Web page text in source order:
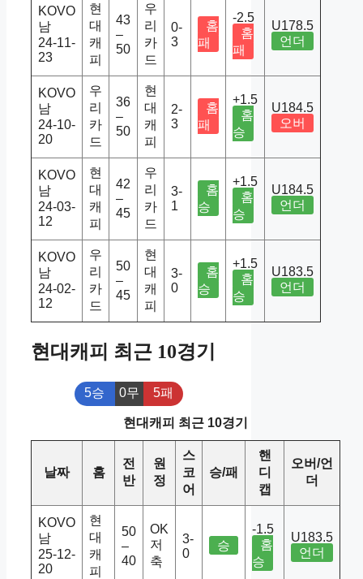
KOVO
남
24-11-
23
현
대
캐
피
43
–
50
우
리
카
드
0-
3
홈
패
-2.5
홈
패
U178.5
언더
KOVO
남
24-10-
20
우
리
카
드
36
–
50
현
대
캐
피
2-
3
홈
패
+1.5
홈
승
U184.5
오버
KOVO
남
24-03-
12
현
대
캐
피
42
–
45
우
리
카
드
3-
1
홈
승
+1.5
홈
승
U184.5
언더
KOVO
남
24-02-
12
우
리
카
드
50
–
45
현
대
캐
피
3-
0
홈
승
+1.5
홈
승
U183.5
언더
현대캐피 최근 10경기
5승 0무 5패
현대캐피 최근 10경기
날짜 홈
전
반
원
정
스
코
어
승/패
핸
디
캡
오버/언
더
KOVO
남
25-12-
20
현
대
캐
피
50
–
40
OK
저
축
3-
0
승
-1.5
홈
승
U183.5
언더